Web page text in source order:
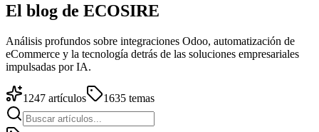
El blog de ECOSIRE
Análisis profundos sobre integraciones Odoo, automatización de
eCommerce y la tecnología detrás de las soluciones empresariales
impulsadas por IA.
1247 artículos 1635 temas